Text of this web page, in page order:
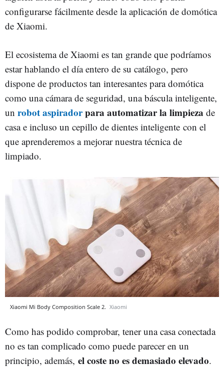
configurarse fácilmente desde la aplicación de domótica
de Xiaomi.
El ecosistema de Xiaomi es tan grande que podríamos
estar hablando el día entero de su catálogo, pero
dispone de productos tan interesantes para domótica
como una cámara de seguridad, una báscula inteligente,
un robot aspiradorpara automatizar la limpieza de
casa e incluso un cepillo de dientes inteligente con el
que aprenderemos a mejorar nuestra técnica de
limpiado.
Xiaomi Mi Body Composition Scale 2. Xiaomi
Como has podido comprobar, tener una casa conectada
no es tan complicado como puede parecer en un
principio, además, el coste no es demasiado elevado.